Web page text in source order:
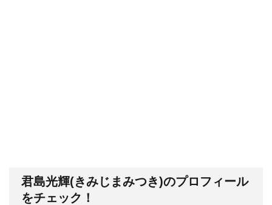
君島光輝(きみじまみつき)のプロフィール
をチェック！